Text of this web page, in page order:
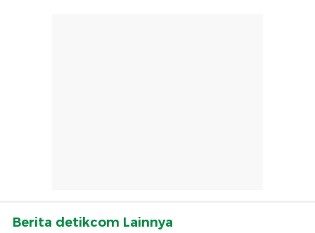
Berita detikcom Lainnya